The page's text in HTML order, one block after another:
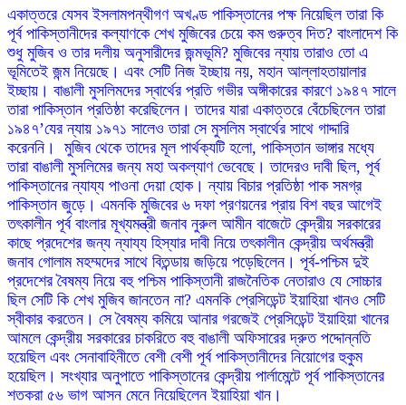
একাত্তরে যেসব ইসলামপন্থীগণ অখণ্ড পাকিস্তানের পক্ষ নিয়েছিল তারা কি
পূর্ব পাকিস্তানীদের কল্যাণকে শেখ মুজিবের চেয়ে কম গুরুত্ব দিত? বাংলাদেশ কি
শুধু মুজিব ও তার দলীয় অনুসারীদের জন্মভূমি? মুজিবের ন্যায় তারাও তো এ
ভূমিতেই জন্ম নিয়েছে। এবং সেটি নিজ ইচ্ছায় নয়, মহান আল্লাহতায়ালার
ইচ্ছায়। বাঙালী মুসলিমদের স্বার্থের প্রতি গভীর অঙ্গীকারের কারণে ১৯৪৭ সালে
তারা পাকিস্তান প্রতিষ্ঠা করেছিলেন। তাদের যারা একাত্তরে বেঁচেছিলেন তারা
১৯৪৭’যের ন্যায় ১৯৭১ সালেও তারা সে মুসলিম স্বার্থের সাথে গাদ্দারি
করেননি। মুজিব থেকে তাদের মূল পার্থক্যটি হলো, পাকিস্তান ভাঙ্গার মধ্যে
তারা বাঙালী মুসলিমের জন্য মহা অকল্যাণ ভেবেছে। তাদেরও দাবী ছিল, পূর্ব
পাকিস্তানের ন্যায্য পাওনা দেয়া হোক। ন্যায় বিচার প্রতিষ্ঠা পাক সমগ্র
পাকিস্তান জুড়ে। এমনকি মুজিবের ৬ দফা প্রণয়নের প্রায় বিশ বছর আগেই
তৎকালীন পূর্ব বাংলার মূখ্যমন্ত্রী জনাব নুরুল আমীন বাজেটে কেন্দ্রীয় সরকারের
কাছে প্রদেশের জন্য ন্যায্য হিস্যার দাবী নিয়ে তৎকালীন কেন্দ্রীয় অর্থমন্ত্রী
জনাব গোলাম মহম্মদের সাথে বিতন্ডায় জড়িয়ে পড়েছিলেন। পূর্ব-পশ্চিম দুই
প্রদেশের বৈষম্য নিয়ে বহু পশ্চিম পাকিস্তানী রাজনৈতিক নেতারাও যে সোচ্চার
ছিল সেটি কি শেখ মুজিব জানতেন না? এমনকি প্রেসিডেন্ট ইয়াহিয়া খানও সেটি
স্বীকার করতেন। সে বৈষম্য কমিয়ে আনার গরজেই প্রেসিডেন্ট ইয়াহিয়া খানের
আমলে কেন্দ্রীয় সরকারের চাকরিতে বহু বাঙালী অফিসারের দ্রুত পদ্দোন্নতি
হয়েছিল এবং সেনাবাহিনীতে বেশী বেশী পূর্ব পাকিস্তানীদের নিয়োগের হুকুম
হয়েছিল। সংখ্যার অনুপাতে পাকিস্তানের কেন্দ্রীয় পার্লামেন্টে পূর্ব পাকিস্তানের
শতকরা ৫৬ ভাগ আসন মেনে নিয়েছিলেন ইয়াহিয়া খান।